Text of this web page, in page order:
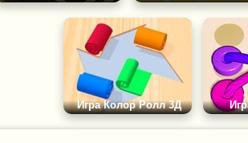
Игра Колор Ролл 3Д